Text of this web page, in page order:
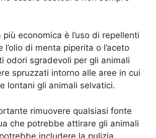
più economica è l’uso di repellenti
l’olio di menta piperita o l’aceto
odori sgradevoli per gli animali
spruzzati intorno alle aree in cui
lontani gli animali selvatici.
rimuovere qualsiasi fonte
che potrebbe attirare gli animali
includere la pulizia